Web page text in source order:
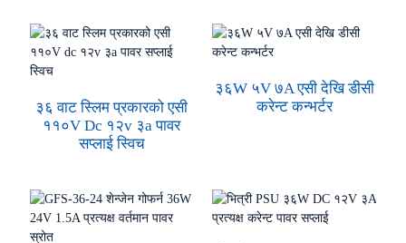
३६ वाट स्लिम प्रकारको एसी
११०V Dc १२v ३a पावर
सप्लाई स्विच
३६W ५V ७A एसी देखि डीसी
करेन्ट कन्भर्टर